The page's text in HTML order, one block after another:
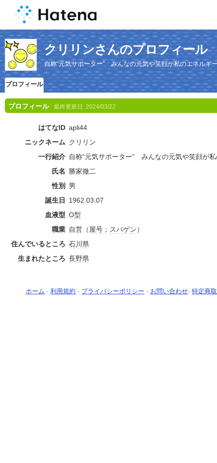
クリリンさんのプロフィール
自称“元気サポーター” みんなの元気や笑顔が私のエネルギ
プロフィール
プロフィール 最終更新日: 2024/03/22
はてなID apli44
ニックネーム クリリン
一行紹介 自称“元気サポーター” みんなの元気や笑顔が
氏名 勝家徹二
性別
男
誕生日
1962.03.07
血液型 O型
職業 自営（屋号 ； スパゲン）
住んでいるところ 石川県
生まれたところ 長野県
ホーム - 利用規約 - プライバシーポリシー - お問い合わせ- 特定商